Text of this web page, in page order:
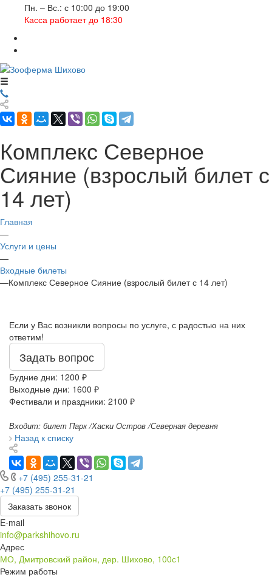
Пн. – Вс.: с 10:00 до 19:00
Касса работает до 18:30
Комплекс Северное
Сияние (взрослый билет с
14 лет)
Главная
—
Услуги и цены
—
Входные билеты
—Комплекс Северное Сияние (взрослый билет с 14 лет)
Если у Вас возникли вопросы по услуге, с радостью на них
ответим!
Задать вопрос
Будние дни: 1200 ₽
Выходные дни: 1600 ₽
Фестивали и праздники: 2100 ₽
Входит: билет Парк /Хаски Остров /Северная деревня
Назад к списку
+7 (495) 255-31-21
+7 (495) 255-31-21
Заказать звонок
E-mail
info@parkshihovo.ru
Адрес
МО, Дмитровский район, дер. Шихово, 100с1
Режим работы